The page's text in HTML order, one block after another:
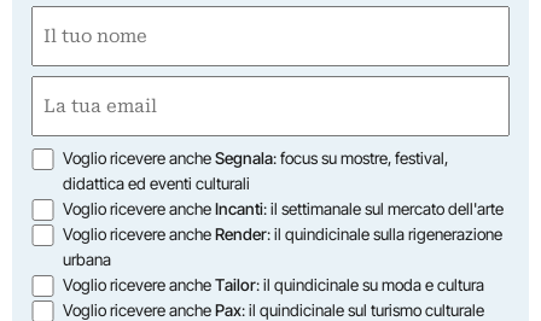
(Required)
First
(Required)
Opzioni
Voglio ricevere ancheSegnala: focus su mostre, festival,
didattica ed eventi culturali
Voglio ricevere ancheIncanti: il settimanale sul mercato dell'arte
Voglio ricevere ancheRender: il quindicinale sulla rigenerazione
urbana
Voglio ricevere ancheTailor: il quindicinale su moda e cultura
Voglio ricevere anchePax: il quindicinale sul turismo culturale